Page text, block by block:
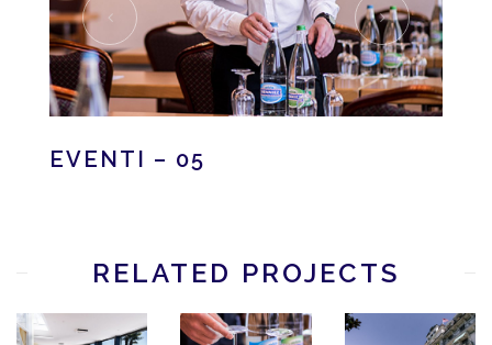
EVENTI – 05
RELATED PROJECTS